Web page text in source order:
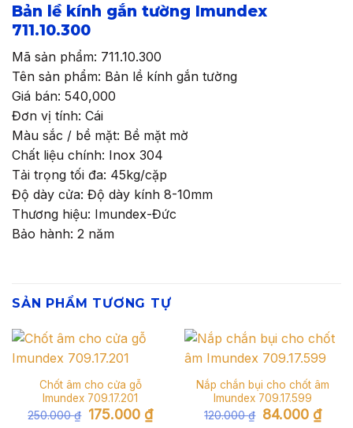
Bản lề kính gắn tường Imundex
711.10.300
Mã sản phẩm: 711.10.300
Tên sản phẩm: Bản lề kính gắn tường
Giá bán: 540,000
Đơn vị tính: Cái
Màu sắc / bề mặt: Bề mặt mờ
Chất liệu chính: Inox 304
Tải trọng tối đa: 45kg/cặp
Độ dày cửa: Độ dày kính 8-10mm
Thương hiệu: Imundex-Đức
Bảo hành: 2 năm
SẢN PHẨM TƯƠNG TỰ
Chốt âm cho cửa gỗ
Imundex 709.17.201
250.000₫ Giá
gốc
175.000 ₫Giá
hiện
Nắp chắn bụi cho chốt âm
Imundex 709.17.599
120.000₫ Giá
gốc
84.000 ₫Giá
hiện